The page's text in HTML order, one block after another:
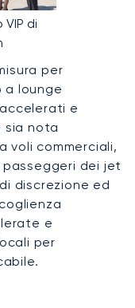
di
per
a lounge
e
sia nota
voli commerciali,
passeggeri dei jet
discrezione ed
e
per